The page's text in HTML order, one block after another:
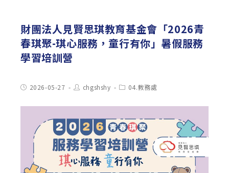
財團法人見賢思琪教育基金會「2026青
春琪聚-琪心服務，童行有你」暑假服務
學習培訓營
Post2026-05-27
Post
author:
chgshshy
Post04.教務處